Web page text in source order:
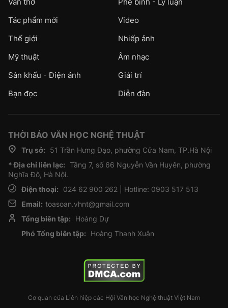
Tác phẩm mới
Video
Thế giới
Nhiếp ảnh
Mỹ thuật
Âm nhạc
Sân khấu - Điện ảnh
Giải trí
Bạn đọc
Diễn đàn
THỜI BÁO VĂN HỌC NGHỆ THUẬT
Trụ sở:
51 Trần Hưng Đạo, phường Cửa Nam, TP.Hà Nội
* Địa chỉ liên lạc: Tầng 7, số 66 Nguyễn Văn Huyên, phường
Nghĩa Đô, Hà Nội.
Điện thoại:
024 62 900 262 | Hotline: 0903 517 513
Email: toasoan.vhnt@gmail.com
Tổng biên tập:
Hoàng Dự
Phó Tổng biên tập:
Hoàng Thanh Xuân
Cơ quan của Liên hiệp các Hội Văn học Nghệ thuật Việt Nam